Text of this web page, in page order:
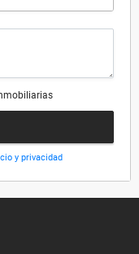
y privacidad